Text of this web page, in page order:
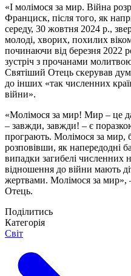
«І молімося за мир. Війна
Франциск, після того, як
середу, 30 жовтня 2024 р.,
молоді, хворих, похилих
починаючи від березня 2022
зустріч з прочанами
Святіший Отець скерував
до інших «так численних
війни».
«Молімося за мир! Мир – це
– завжди, завжди! – є
програють. Молімося за мир,
розповівши, як напередодні
випадки загибелі численних
відношення до війни мають
жертвами. Молімося за мир»,
Отець.
Поділитись
Категорія
Світ